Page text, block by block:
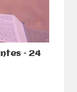
– 24